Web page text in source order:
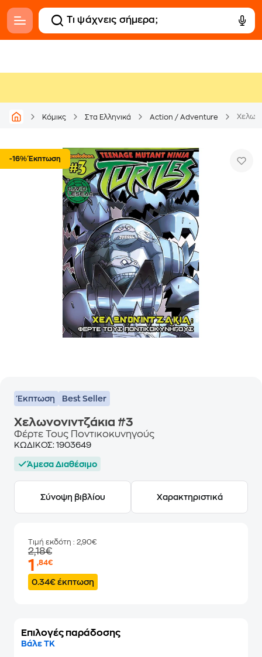
Κόμικς Στα Ελληνικά Action / Adventure
-16% Έκπτωση
Έκπτωση Best Seller
Χελωνονιντζάκια #3
Φέρτε Τους Ποντικοκυνηγούς
ΚΩΔΙΚΟΣ: 1903649
Άμεσα Διαθέσιμο
Σύνοψη βιβλίου Χαρακτηριστικά
Τιμή εκδότη : 2,90€
2,18€
1,84€
0.34€ έκπτωση
Επιλογές παράδοσης
Βάλε ΤΚ